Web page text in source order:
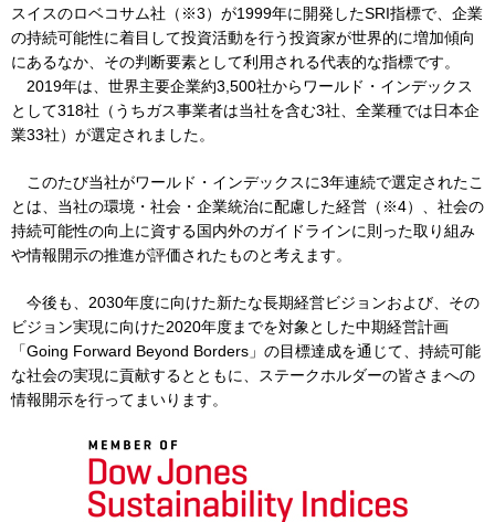
企業情報
ご家庭のお客さま
業務用・産業用のお客さま
サステナビリティ
IR情報
採用情報
プレスリリース
スイスのロベコサム社（※3）が1999年に開発したSRI指標で、企業
の持続可能性に着目して投資活動を行う投資家が世界的に増加傾向
にあるなか、その判断要素として利用される代表的な指標です。
2019年は、世界主要企業約3,500社からワールド・インデックス
として318社（うちガス事業者は当社を含む3社、全業種では日本企
業33社）が選定されました。
このたび当社がワールド・インデックスに3年連続で選定されたこ
とは、当社の環境・社会・企業統治に配慮した経営（※4）、社会の
持続可能性の向上に資する国内外のガイドラインに則った取り組み
や情報開示の推進が評価されたものと考えます。
今後も、2030年度に向けた新たな長期経営ビジョンおよび、その
ビジョン実現に向けた2020年度までを対象とした中期経営計画
「Going Forward Beyond Borders」の目標達成を通じて、持続可能
な社会の実現に貢献するとともに、ステークホルダーの皆さまへの
情報開示を行ってまいります。